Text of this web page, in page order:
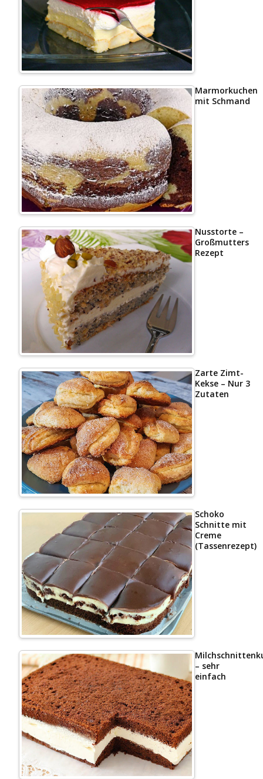
Marmorkuchen
mit Schmand
Nusstorte –
Großmutters
Rezept
Zarte Zimt-
Kekse – Nur 3
Zutaten
Schoko
Schnitte mit
Creme
(Tassenrezept)
– sehr
einfach